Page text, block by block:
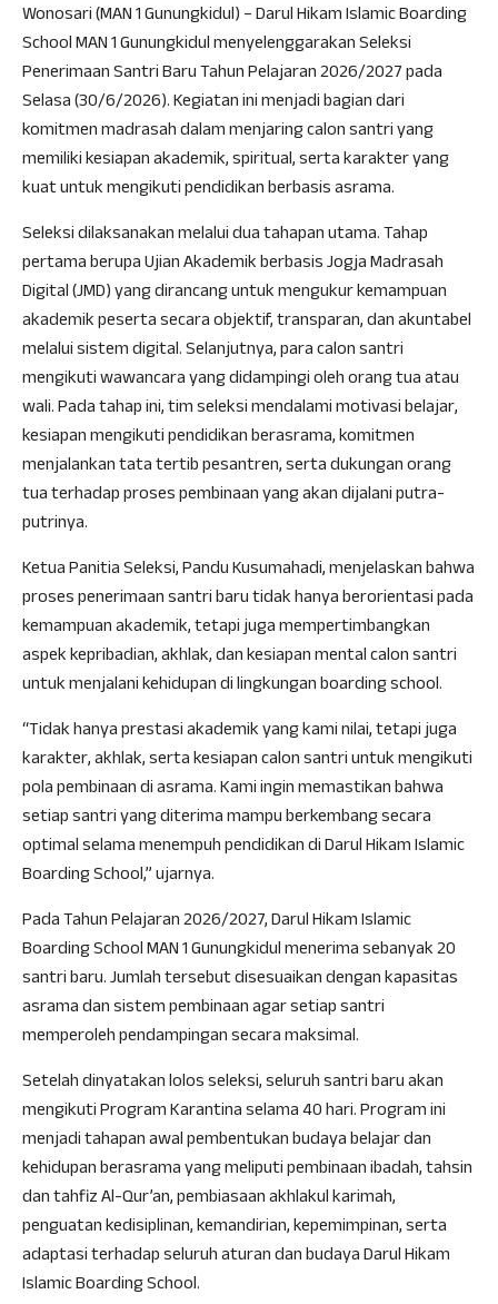
Wonosari (MAN 1 Gunungkidul) – Darul Hikam Islamic Boarding
School MAN 1 Gunungkidul menyelenggarakan Seleksi
Penerimaan Santri Baru Tahun Pelajaran 2026/2027 pada
Selasa (30/6/2026). Kegiatan ini menjadi bagian dari
komitmen madrasah dalam menjaring calon santri yang
memiliki kesiapan akademik, spiritual, serta karakter yang
kuat untuk mengikuti pendidikan berbasis asrama.
Seleksi dilaksanakan melalui dua tahapan utama. Tahap
pertama berupa Ujian Akademik berbasis Jogja Madrasah
Digital (JMD) yang dirancang untuk mengukur kemampuan
akademik peserta secara objektif, transparan, dan akuntabel
melalui sistem digital. Selanjutnya, para calon santri
mengikuti wawancara yang didampingi oleh orang tua atau
wali. Pada tahap ini, tim seleksi mendalami motivasi belajar,
kesiapan mengikuti pendidikan berasrama, komitmen
menjalankan tata tertib pesantren, serta dukungan orang
tua terhadap proses pembinaan yang akan dijalani putra-
putrinya.
Ketua Panitia Seleksi, Pandu Kusumahadi, menjelaskan bahwa
proses penerimaan santri baru tidak hanya berorientasi pada
kemampuan akademik, tetapi juga mempertimbangkan
aspek kepribadian, akhlak, dan kesiapan mental calon santri
untuk menjalani kehidupan di lingkungan boarding school.
“Tidak hanya prestasi akademik yang kami nilai, tetapi juga
karakter, akhlak, serta kesiapan calon santri untuk mengikuti
pola pembinaan di asrama. Kami ingin memastikan bahwa
setiap santri yang diterima mampu berkembang secara
optimal selama menempuh pendidikan di Darul Hikam Islamic
Boarding School,” ujarnya.
Pada Tahun Pelajaran 2026/2027, Darul Hikam Islamic
Boarding School MAN 1 Gunungkidul menerima sebanyak 20
santri baru. Jumlah tersebut disesuaikan dengan kapasitas
asrama dan sistem pembinaan agar setiap santri
memperoleh pendampingan secara maksimal.
Setelah dinyatakan lolos seleksi, seluruh santri baru akan
mengikuti Program Karantina selama 40 hari. Program ini
menjadi tahapan awal pembentukan budaya belajar dan
kehidupan berasrama yang meliputi pembinaan ibadah, tahsin
dan tahfiz Al-Qur’an, pembiasaan akhlakul karimah,
penguatan kedisiplinan, kemandirian, kepemimpinan, serta
adaptasi terhadap seluruh aturan dan budaya Darul Hikam
Islamic Boarding School.